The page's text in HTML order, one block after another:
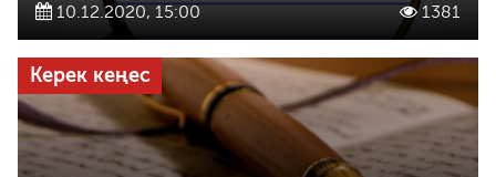
10.12.2020, 15:00 1381
Керек кеңес